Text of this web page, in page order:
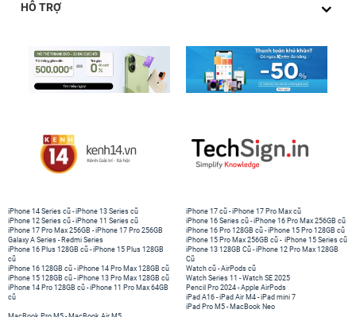
HỖ TRỢ
iPhone 14 Series cũ -iPhone 13 Series cũ
iPhone 12 Series cũ -iPhone 11 Series cũ
iPhone 17 Pro Max 256GB -iPhone 17 Pro 256GB
Galaxy A Series - Redmi Series
iPhone 17 cũ -iPhone 17 Pro Max cũ
iPhone 16 Series cũ - iPhone 16 Pro Max 256GB cũ
iPhone 16 Pro 128GB cũ -iPhone 15 Pro 128GB cũ
iPhone 15 Pro Max 256GB cũ - iPhone 15 Series cũ
iPhone 16 Plus 128GB cũ -iPhone 15 Plus 128GB
cũ
iPhone 16 128GB cũ -iPhone 14 Pro Max 128GB cũ
iPhone 15 128GB cũ -iPhone 13 Pro Max 128GB cũ
iPhone 14 Pro 128GB cũ -iPhone 11 Pro Max 64GB
cũ
iPhone 13 128GB Cũ -iPhone 12 Pro Max 128GB
Cũ
Watch cũ -AirPods cũ
Watch Series 11 -Watch SE 2025
Pencil Pro 2024 -Apple AirPods
iPad A16 -iPad Air M4 -iPad mini 7
iPad Pro M5 - MacBook Neo